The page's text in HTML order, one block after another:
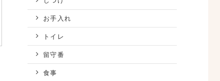
お手入れ
トイレ
留守番
食事